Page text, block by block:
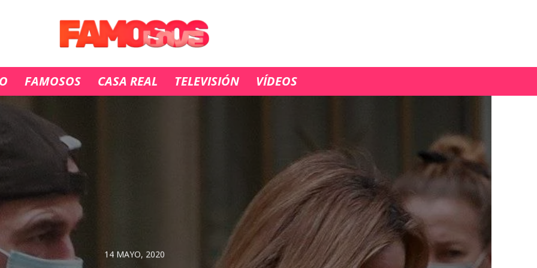
FAMOSOS CASA REAL TELEVISIÓN VÍDEOS
14 MAYO, 2020